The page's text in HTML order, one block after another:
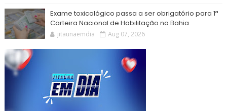
Exame toxicológico passa a ser obrigatório para 1ª
Carteira Nacional de Habilitação na Bahia
jitaunaemdia Aug 07, 2026